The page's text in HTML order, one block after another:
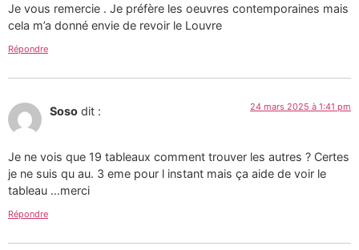
Je vous remercie . Je préfère les oeuvres contemporaines mais
cela m’a donné envie de revoir le Louvre
Répondre
Soso dit : 24 mars 2025 à 1:41 pm
Je ne vois que 19 tableaux comment trouver les autres ? Certes
je ne suis qu au. 3 eme pour l instant mais ça aide de voir le
tableau …merci
Répondre